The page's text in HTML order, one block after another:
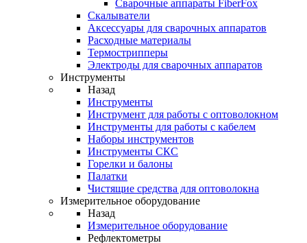
Cварочные аппараты FiberFox
Скалыватели
Аксессуары для сварочных аппаратов
Расходные материалы
Термострипперы
Электроды для сварочных аппаратов
Инструменты
Назад
Инструменты
Инструмент для работы с оптоволокном
Инструменты для работы с кабелем
Наборы инструментов
Инструменты СКС
Горелки и балоны
Палатки
Чистящие средства для оптоволокна
Измерительное оборудование
Назад
Измерительное оборудование
Рефлектометры